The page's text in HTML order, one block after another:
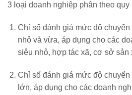
3 loại doanh nghiệp phân theo quy
Chỉ số đánh giá mức độ
nhỏ và vừa, áp dụng cho các
siêu nhỏ, hợp tác xã, cơ sở sản
Chỉ số đánh giá mức độ
lớn, áp dụng cho các doanh